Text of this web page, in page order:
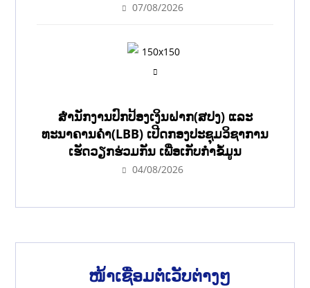
07/08/2026
ສຳນັກງານປົກປ້ອງເງິນຝາກ(ສປງ) ແລະ
ທະນາຄານຄຳ(LBB) ເປີດກອງປະຊຸມວິຊາການ
ເຮັດວຽກຮ່ວມກັນ ເພື່ອເກັບກຳຂໍ້ມູນ
04/08/2026
ໜ້າເຊື່ອມຕໍ່ເວັບຕ່າງໆ